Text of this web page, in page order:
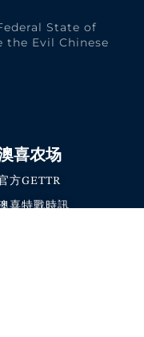
State of
Evil Chinese
喜农场
方GETTR
喜特戰時訊